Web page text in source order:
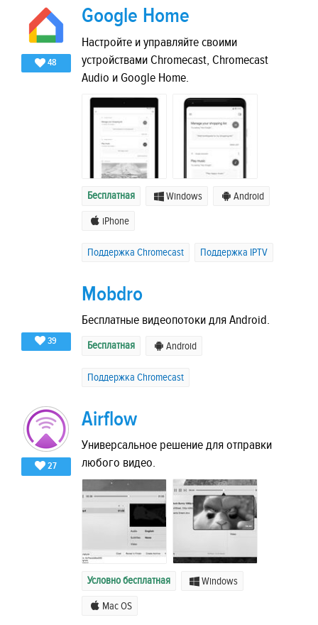
48
Google Home
Настройте и управляйте своими
устройствами Chromecast, Chromecast
Audio и Google Home.
Бесплатная Windows Android
iPhone
Поддержка Chromecast Поддержка IPTV
39
Mobdro
Бесплатные видеопотоки для Android.
Бесплатная Android
Поддержка Chromecast
27
Airflow
Универсальное решение для отправки
любого видео.
Условно бесплатная Windows
Mac OS